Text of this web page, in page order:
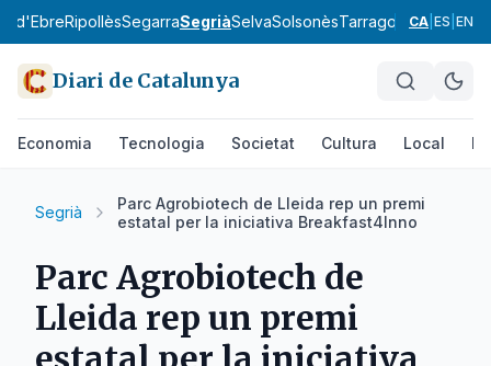
d'EbreRipollèsSegarraSegriàSelvaSolsonèsTarragonèsTerra
CA ES EN
Diari de Catalunya
Economia Tecnologia Societat Cultura Local
Segrià
Parc Agrobiotech de Lleida rep un premi
estatal per la iniciativa Breakfast4Inno
Parc Agrobiotech de
Lleida rep un premi